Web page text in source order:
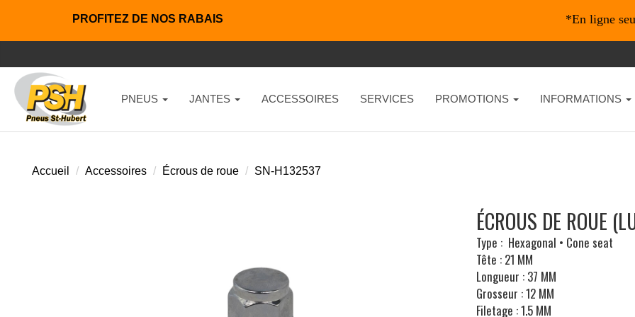
PROFITEZ DE NOS RABAIS *En ligne
PNEUS JANTES ACCESSOIRES SERVICES PROMOTIONS INFORMATIONS
Accueil Accessoires Écrous de roue SN-H132537
ÉCROUS DE ROUE
Type : Hexagonal • Cone seat
Tête : 21 MM
Longueur : 37 MM
Grosseur : 12 MM
Filetage : 1.5 MM